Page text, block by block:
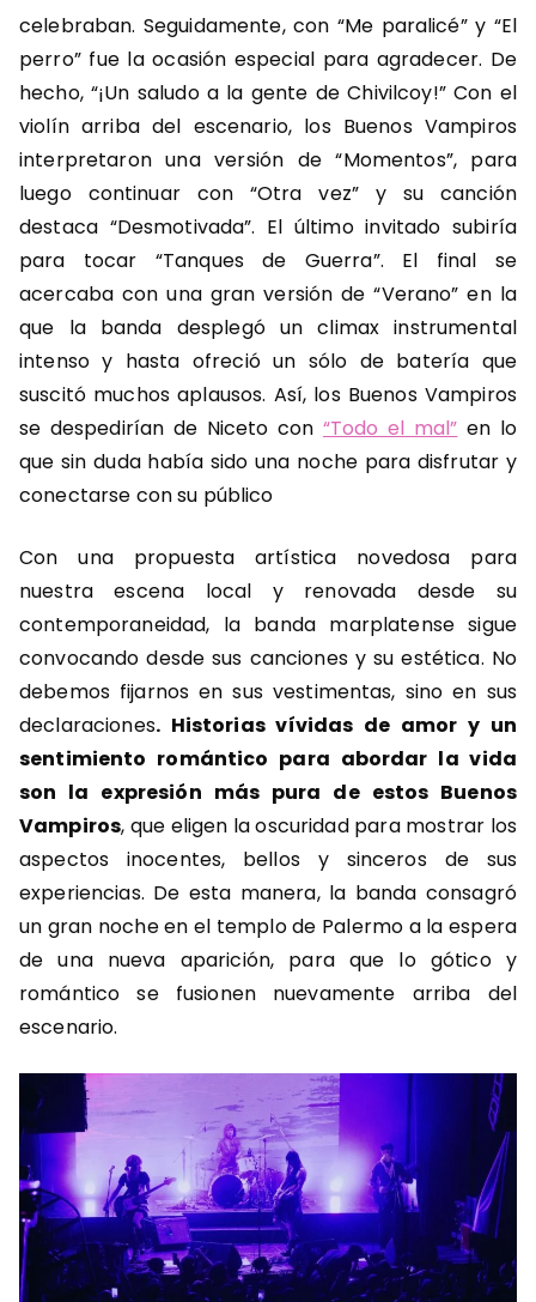
celebraban. Seguidamente, con “Me paralicé” y “El
perro” fue la ocasión especial para agradecer. De
hecho, “¡Un saludo a la gente de Chivilcoy!” Con el
violín arriba del escenario, los Buenos Vampiros
interpretaron una versión de “Momentos”, para
luego continuar con “Otra vez” y su canción
destaca “Desmotivada”. El último invitado subiría
para tocar “Tanques de Guerra”. El final se
acercaba con una gran versión de “Verano” en la
que la banda desplegó un climax instrumental
intenso y hasta ofreció un sólo de batería que
suscitó muchos aplausos. Así, los Buenos Vampiros
se despedirían de Niceto con “Todo el mal” en lo
que sin duda había sido una noche para disfrutar y
conectarse con su público
Con una propuesta artística novedosa para
nuestra escena local y renovada desde su
contemporaneidad, la banda marplatense sigue
convocando desde sus canciones y su estética. No
debemos fijarnos en sus vestimentas, sino en sus
declaraciones. Historias vívidas de amor y un
sentimiento romántico para abordar la vida
son la expresión más pura de estos Buenos
Vampiros, que eligen la oscuridad para mostrar los
aspectos inocentes, bellos y sinceros de sus
experiencias. De esta manera, la banda consagró
un gran noche en el templo de Palermo a la espera
de una nueva aparición, para que lo gótico y
romántico se fusionen nuevamente arriba del
escenario.